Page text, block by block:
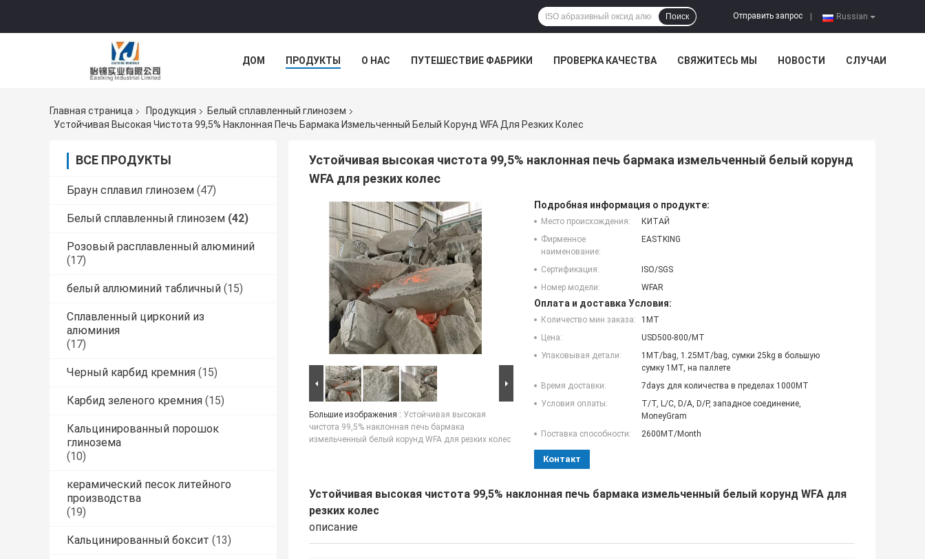
Russian
Отправить запрос
Поиск
ДОМ ПРОДУКТЫ О НАС ПУТЕШЕСТВИЕ ФАБРИКИ ПРОВЕРКА КАЧЕСТВА СВЯЖИТЕСЬ МЫ НОВОСТИ СЛУЧАИ
Главная страница Продукция
Белый сплавленный глинозем
Устойчивая Высокая Чистота 99,5% Наклонная Печь Бармака Измельченный Белый Корунд WFA Для Резких Колес
ВСЕ ПРОДУКТЫ
Браун сплавил глинозем (47)
Белый сплавленный глинозем (42)
Розовый расплавленный алюминий
(17)
белый аллюминий табличный (15)
Сплавленный цирконий из
алюминия
(17)
Черный карбид кремния (15)
Карбид зеленого кремния (15)
Кальцинированный порошок
глинозема
(10)
керамический песок литейного
производства
(19)
Кальцинированный боксит (13)
Устойчивая высокая чистота 99,5% наклонная печь бармака измельченный белый корунд
WFA для резких колес
Большие изображения : Устойчивая высокая
чистота 99,5% наклонная печь бармака
измельченный белый корунд WFA для резких колес
Подробная информация о продукте:
Место происхождения:
КИТАЙ
Фирменное
наименование:
EASTKING
Сертификация:
ISO/SGS
Номер модели:
WFAR
Оплата и доставка Условия:
Количество мин заказа:
1МТ
Цена:
USD500-800/MT
Упаковывая детали:
1MT/bag, 1.25MT/bag, сумки 25kg в большую
сумку 1MT, на паллете
Время доставки:
7days для количества в пределах 1000MT
Условия оплаты:
T/T, L/C, D/A, D/P, западное соединение,
MoneyGram
Поставка способности:
2600MT/Month
Контакт
Устойчивая высокая чистота 99,5% наклонная печь бармака измельченный белый корунд WFA для
резких колес
описание